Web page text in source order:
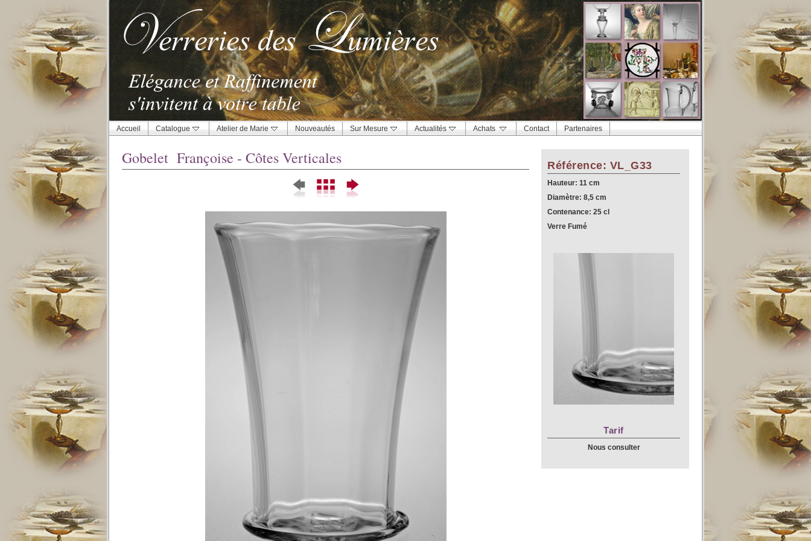
Accueil Catalogue Atelier de Marie Nouveautés Sur Mesure Actualités Achats Contact Partenaires
Référence: VL_G33
Hauteur: 11 cm
Diamètre: 8,5 cm
Contenance: 25 cl
Verre Fumé
Tarif
Nous consulter
Gobelet Françoise - Côtes Verticales